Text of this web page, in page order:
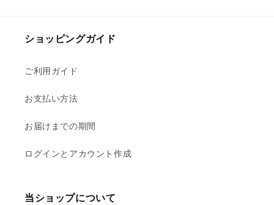
ショッピングガイド
ご利用ガイド
お支払い方法
お届けまでの期間
ログインとアカウント作成
当ショップについて